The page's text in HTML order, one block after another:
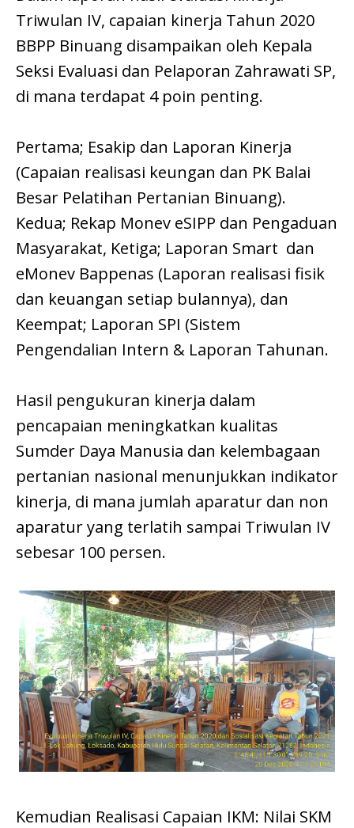
Triwulan IV, capaian kinerja Tahun 2020
BBPP Binuang disampaikan oleh Kepala
Seksi Evaluasi dan Pelaporan Zahrawati SP,
di mana terdapat 4 poin penting.
Pertama; Esakip dan Laporan Kinerja
(Capaian realisasi keungan dan PK Balai
Besar Pelatihan Pertanian Binuang).
Kedua; Rekap Monev eSIPP dan Pengaduan
Masyarakat, Ketiga; Laporan Smart dan
eMonev Bappenas (Laporan realisasi fisik
dan keuangan setiap bulannya), dan
Keempat; Laporan SPI (Sistem
Pengendalian Intern & Laporan Tahunan.
Hasil pengukuran kinerja dalam
pencapaian meningkatkan kualitas
Sumder Daya Manusia dan kelembagaan
pertanian nasional menunjukkan indikator
kinerja, di mana jumlah aparatur dan non
aparatur yang terlatih sampai Triwulan IV
sebesar 100 persen.
Kemudian Realisasi Capaian IKM: Nilai SKM